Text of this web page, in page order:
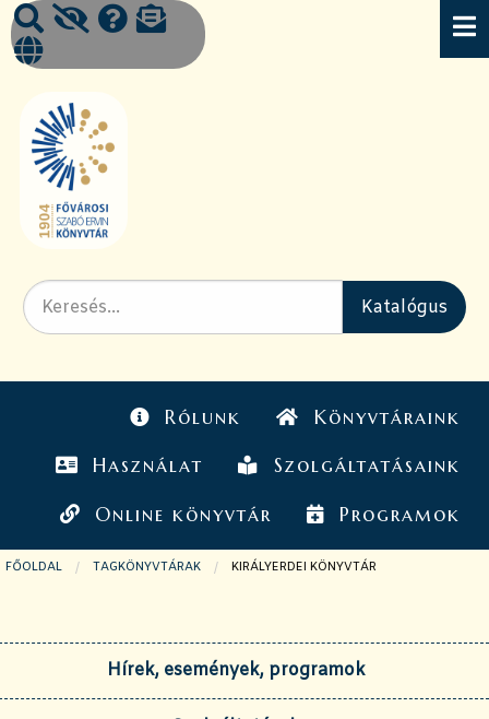
Rólunk Könyvtáraink
Használat Szolgáltatásaink
Online könyvtár Programok
FŐOLDAL TAGKÖNYVTÁRAK JELENLEGI OLDAL:
KIRÁLYERDEI KÖNYVTÁR
Hírek, események, programok